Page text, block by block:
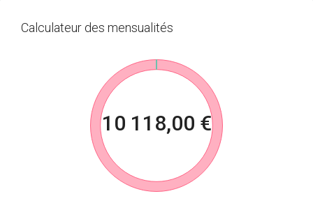
Calculateur des mensualités
10 118,00 €